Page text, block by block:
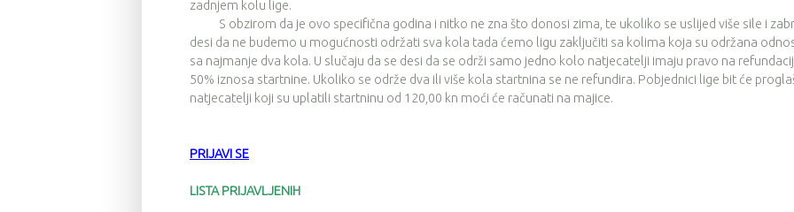
zadnjem kolu lige.
S obzirom da je ovo specifična godina i nitko ne zna što donosi zima, te ukoliko se uslijed više sile i
desi da ne budemo u mogućnosti održati sva kola tada ćemo ligu zaključiti sa kolima koja su održana
sa najmanje dva kola. U slučaju da se desi da se održi samo jedno kolo natjecatelji imaju pravo na
50% iznosa startnine. Ukoliko se održe dva ili više kola startnina se ne refundira. Pobjednici lige bit će
natjecatelji koji su uplatili startninu od 120,00 kn moći će računati na majice.
PRIJAVI SE
LISTA PRIJAVLJENIH